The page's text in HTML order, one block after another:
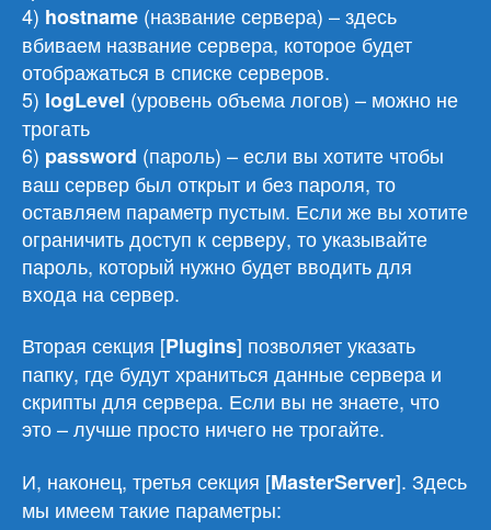
4) hostname (название сервера) – здесь
вбиваем название сервера, которое будет
отображаться в списке серверов.
5) logLevel (уровень объема логов) – можно не
трогать
6) password (пароль) – если вы хотите чтобы
ваш сервер был открыт и без пароля, то
оставляем параметр пустым. Если же вы хотите
ограничить доступ к серверу, то указывайте
пароль, который нужно будет вводить для
входа на сервер.
Вторая секция [Plugins] позволяет указать
папку, где будут храниться данные сервера и
скрипты для сервера. Если вы не знаете, что
это – лучше просто ничего не трогайте.
И, наконец, третья секция [MasterServer]. Здесь
мы имеем такие параметры: